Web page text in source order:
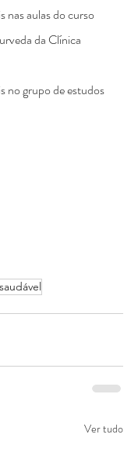
nas aulas do curso
da Clínica
no grupo de estudos
Ver tudo